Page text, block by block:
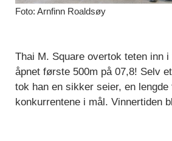
Foto: Arnfinn Roaldsøy
Thai M. Square overtok teten inn
åpnet første 500m på 07,8! Selv
tok han en sikker seier, en lengde
konkurrentene i mål. Vinnertiden